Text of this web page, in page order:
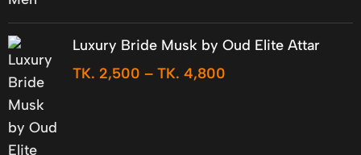
Luxury Bride Musk by Oud Elite Attar
TK. 2,500 – TK. 4,800